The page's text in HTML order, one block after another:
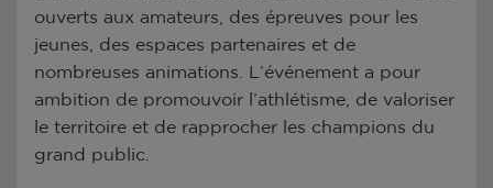
ouverts aux amateurs, des épreuves pour les
jeunes, des espaces partenaires et de
nombreuses animations. L’événement a pour
ambition de promouvoir l’athlétisme, de valoriser
le territoire et de rapprocher les champions du
grand public.